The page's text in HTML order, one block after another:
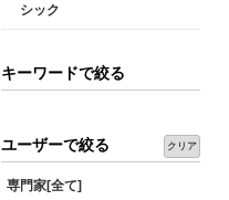
シック
キーワードで絞る
ユーザーで絞る クリア
専門家[全て]